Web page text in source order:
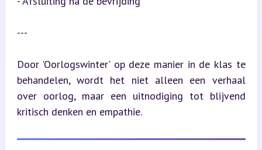
---
Door 'Oorlogswinter' op deze manier in de klas te
behandelen, wordt het niet alleen een verhaal
over oorlog, maar een uitnodiging tot blijvend
kritisch denken en empathie.